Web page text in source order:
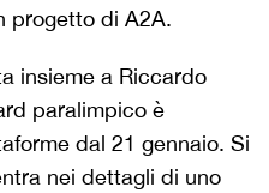
progetto di A2A.
insieme a Riccardo
paralimpico è
dal 21 gennaio. Si
nei dettagli di uno